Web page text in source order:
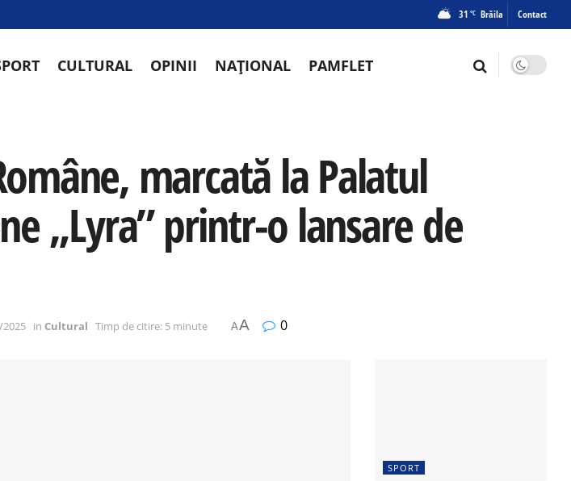
31 °C Brăila Contact
CULTURAL OPINII NAȚIONAL PAMFLET
marcată la Palatul
„Lyra” printr-o lansare de
in Cultural Timp de citire: 5 minute AA 0
SPORT